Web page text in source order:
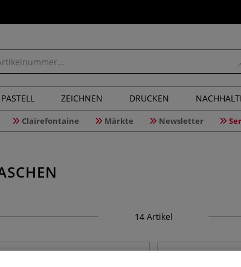
PASTELL ZEICHNEN DRUCKEN
Clairefontaine Märkte Newsletter
14 Artikel